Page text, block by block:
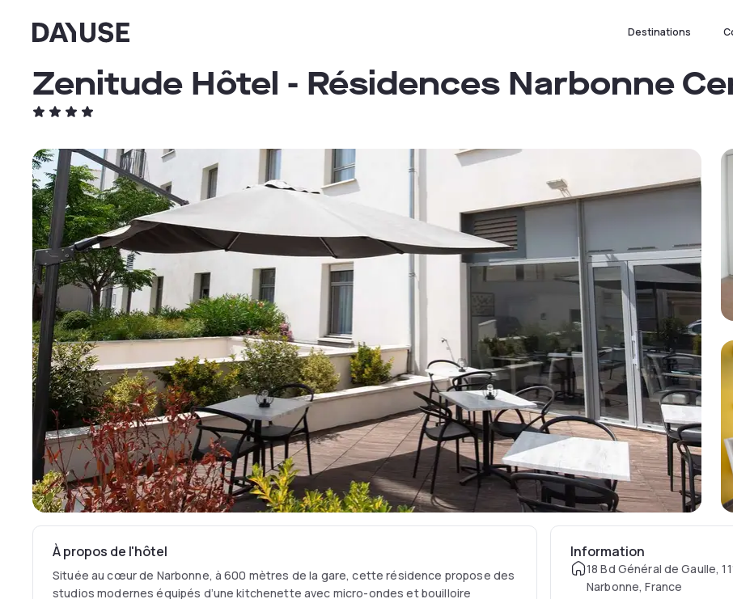
Dayuse Destinations
Zenitude Hôtel - Résidences Narbonne
À propos de l'hôtel
Située au cœur de Narbonne, à 600 mètres de la gare, cette résidence propose des
studios modernes équipés d’une kitchenette avec micro-ondes et bouilloire
Information
18 Bd Général de Gaulle,
Narbonne, France